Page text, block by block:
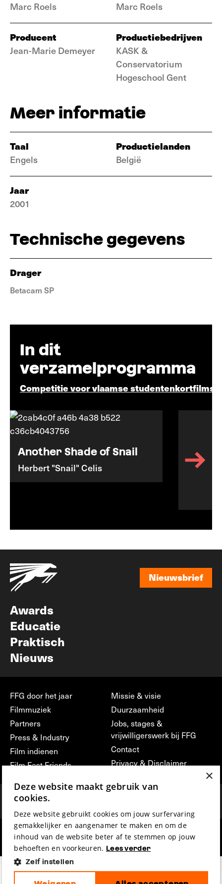
Marc Roels Marc Roels
Producent
Jean-Marie Demeyer
Productiebedrijven
KASK &
Conservatorium
Hogeschool Gent
Meer informatie
Taal
Engels
Productielanden
België
Jaar
2001
Technische gegevens
Drager
Betacam SP
In dit
verzamelprogramma
Competitie voor vlaamse studentenkortfilms
Another Shade of Snail
Herbert "Snail" Celis
Nieuwsbrief
Awards
Educatie
Praktisch
Nieuws
FFG door het jaar
Filmmuziek
Partners
Press & Industry
Film indienen
Film Fest Friends
Missie & visie
Duurzaamheid
Jobs, stages &
vrijwilligerswerk bij FFG
Contact
Privacy & Disclaimer
hosted by made by
×
Deze website maakt gebruik van
cookies.
Deze website gebruikt cookies om jouw surfervaring
gemakkelijker en aangenamer te maken en om de
inhoud van de website beter af te stemmen op jouw
behoeften en voorkeuren. Lees verder
Zelf instellen